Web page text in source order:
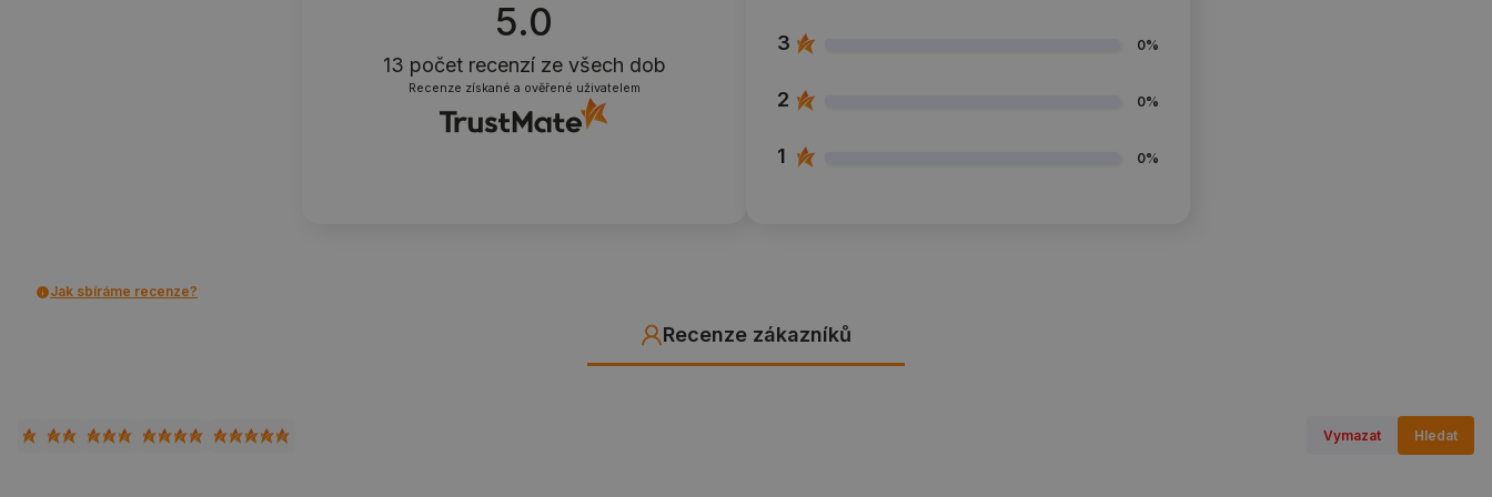
5.0
13 počet recenzí ze všech dob
Recenze získané a ověřené uživatelem
3 0%
2 0%
1 0%
Jak sbíráme recenze?
Recenze zákazníků
Vymazat Hledat